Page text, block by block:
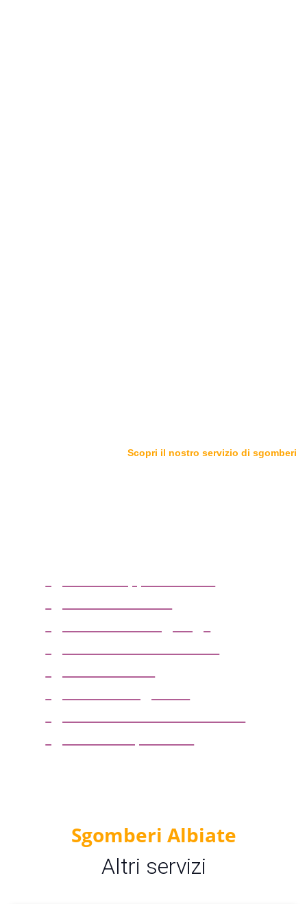
Scopri il nostro servizio di sgomberi
Sgomberi Albiate
Altri servizi